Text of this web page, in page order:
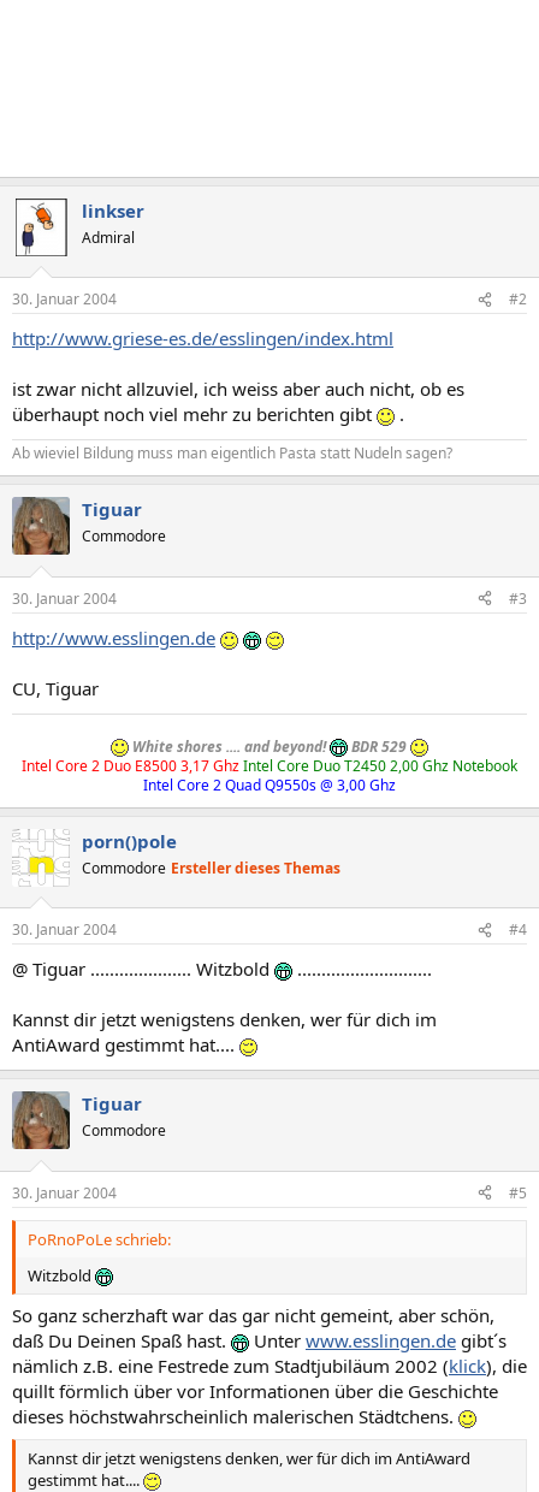
linkser
Admiral
30. Januar 2004 #2
http://www.griese-es.de/esslingen/index.html
ist zwar nicht allzuviel, ich weiss aber auch nicht, ob es
überhaupt noch viel mehr zu berichten gibt
.
Ab wieviel Bildung muss man eigentlich Pasta statt Nudeln sagen?
Tiguar
Commodore
30. Januar 2004 #3
http://www.esslingen.de
CU, Tiguar
White shores .... and beyond!
BDR 529
Intel Core 2 Duo E8500 3,17 GhzIntel Core Duo T2450 2,00 Ghz Notebook
Intel Core 2 Quad Q9550s @ 3,00 Ghz
porn()pole
Commodore Ersteller dieses Themas
30. Januar 2004 #4
@ Tiguar ..................... Witzbold ............................
Kannst dir jetzt wenigstens denken, wer für dich im
AntiAward gestimmt hat....
Tiguar
Commodore
30. Januar 2004 #5
PoRnoPoLe schrieb:
Witzbold
So ganz scherzhaft war das gar nicht gemeint, aber schön,
daß Du Deinen Spaß hast.
Unter www.esslingen.de gibt´s
nämlich z.B. eine Festrede zum Stadtjubiläum 2002 (klick), die
quillt förmlich über vor Informationen über die Geschichte
dieses höchstwahrscheinlich malerischen Städtchens.
Kannst dir jetzt wenigstens denken, wer für dich im AntiAward
gestimmt hat....